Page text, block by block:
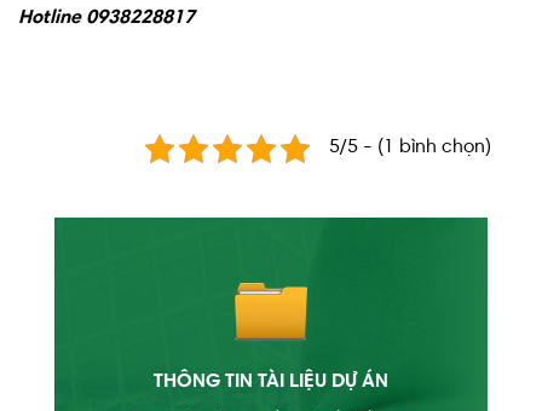
Hotline 0938228817
5/5 - (1 bình chọn)
THÔNG TIN TÀI LIỆU DỰ ÁN